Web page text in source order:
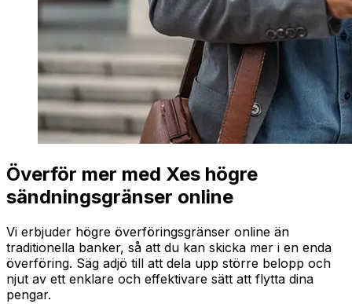
Överför mer med Xes högre
sändningsgränser online
Vi erbjuder högre överföringsgränser online än
traditionella banker, så att du kan skicka mer i en enda
överföring. Säg adjö till att dela upp större belopp och
njut av ett enklare och effektivare sätt att flytta dina
pengar.